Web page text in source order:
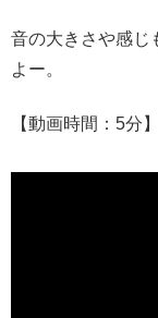
音の大きさや感じ
よー。
【動画時間：5分】